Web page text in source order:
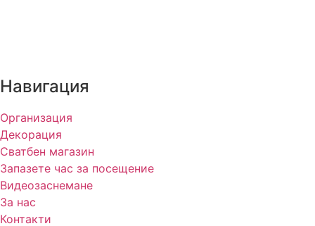
Навигация
Организация
Декорация
Сватбен магазин
Запазете час за посещение
Видеозаснемане
За нас
Контакти